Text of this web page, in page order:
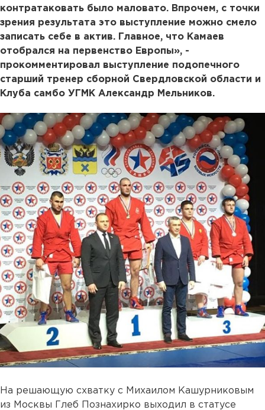
контратаковать было маловато. Впрочем, с точки
зрения результата это выступление можно смело
записать себе в актив. Главное, что Камаев
отобрался на первенство Европы», -
прокомментировал выступление подопечного
старший тренер сборной Свердловской области и
Клуба самбо УГМК Александр Мельников.
На решающую схватку с Михаилом Кашурниковым
из Москвы Глеб Познахирко выходил в статусе